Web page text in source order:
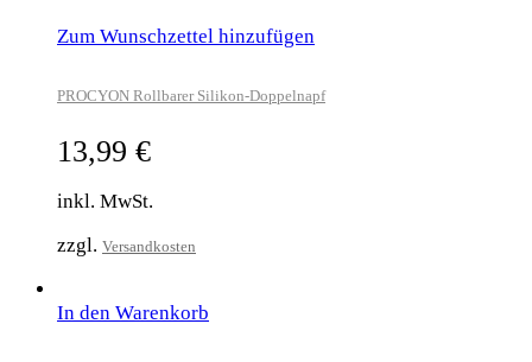
Zum Wunschzettel hinzufügen
PROCYON Rollbarer Silikon-Doppelnapf
13,99 €
inkl. MwSt.
zzgl. Versandkosten
In den Warenkorb